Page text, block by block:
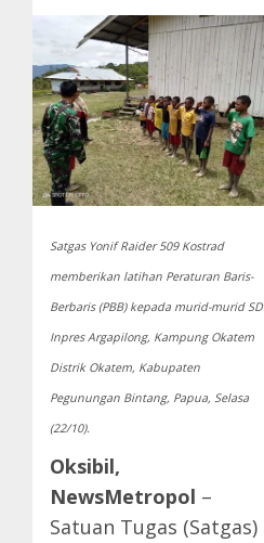
Satgas Yonif Raider 509 Kostrad
memberikan latihan Peraturan Baris-
Berbaris (PBB) kepada murid-murid SD
Inpres Argapilong, Kampung Okatem
Distrik Okatem, Kabupaten
Pegunungan Bintang, Papua, Selasa
(22/10).
Oksibil,
NewsMetropol –
Satuan Tugas (Satgas)